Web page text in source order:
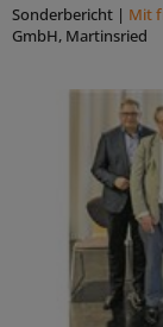
Sonderbericht | Mit
GmbH, Martinsried